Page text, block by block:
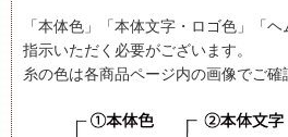
「本体色」「本体文字・ロゴ色」「
指示いただく必要がございます。
糸の色は各商品ページ内の画像でご確